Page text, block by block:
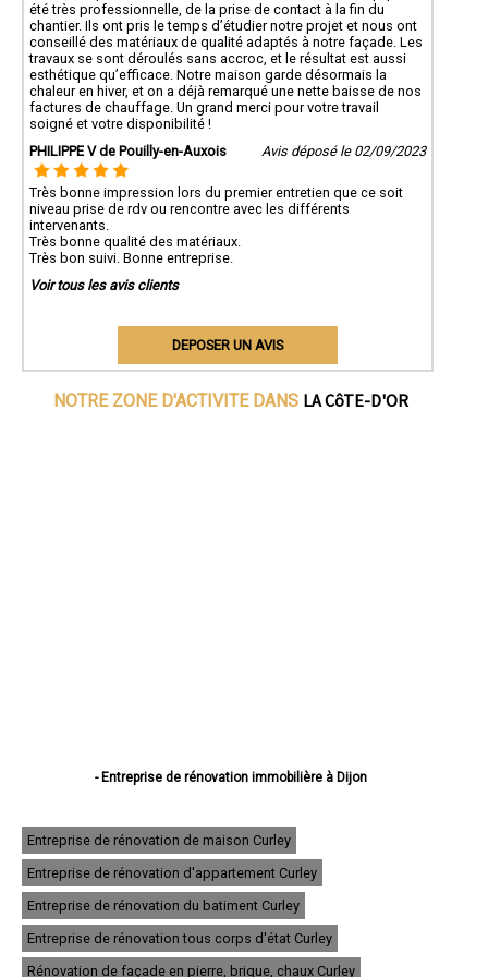
été très professionnelle, de la prise de contact à la fin du
chantier. Ils ont pris le temps d’étudier notre projet et nous ont
conseillé des matériaux de qualité adaptés à notre façade. Les
travaux se sont déroulés sans accroc, et le résultat est aussi
esthétique qu’efficace. Notre maison garde désormais la
chaleur en hiver, et on a déjà remarqué une nette baisse de nos
factures de chauffage. Un grand merci pour votre travail
soigné et votre disponibilité !
PHILIPPE V de Pouilly-en-Auxois
Avis déposé le 02/09/2023
Très bonne impression lors du premier entretien que ce soit
niveau prise de rdv ou rencontre avec les différents
intervenants.
Très bonne qualité des matériaux.
Très bon suivi. Bonne entreprise.
Voir tous les avis clients
DEPOSER UN AVIS
NOTRE ZONE D'ACTIVITE DANS LA CôTE-D'OR
- Entreprise de rénovation immobilière à Dijon
- Entreprise de rénovation immobilière à Talant
- Entreprise de rénovation immobilière à Chevigny-Saint-Sauveur
- Entreprise de rénovation immobilière à Quetigny
- Entreprise de rénovation immobilière à Longvic
- Entreprise de rénovation immobilière à Fontaine-lès-Dijon
- Entreprise de rénovation immobilière à Auxonne
- Entreprise de rénovation immobilière à Saint-Apollinaire
- Entreprise de rénovation immobilière à Châtillon-sur-Seine
Entreprise de rénovation de maison Curley
Entreprise de rénovation d'appartement Curley
Entreprise de rénovation du batiment Curley
Entreprise de rénovation tous corps d'état Curley
Rénovation de façade en pierre, brique, chaux Curley